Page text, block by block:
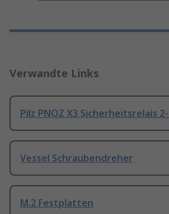
Verwandte Links
Pilz PNOZ X3 Sicherheitsrelais 2-
Vessel Schraubendreher
M.2 Festplatten